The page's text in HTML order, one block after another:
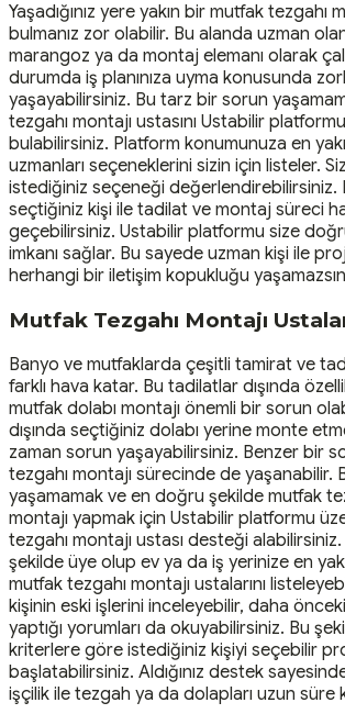
Yaşadığınız yere yakın bir mutfak tezgahı
bulmanız zor olabilir. Bu alanda uzman
marangoz ya da montaj elemanı olarak
durumda iş planınıza uyma konusunda
yaşayabilirsiniz. Bu tarz bir sorun
tezgahı montajı ustasını Ustabilir
bulabilirsiniz. Platform konumunuza en
uzmanları seçeneklerini sizin için listeler.
istediğiniz seçeneği değerlendirebilirsiniz.
seçtiğiniz kişi ile tadilat ve montaj süreci
geçebilirsiniz. Ustabilir platformu size
imkanı sağlar. Bu sayede uzman kişi ile
herhangi bir iletişim kopukluğu
Mutfak Tezgahı Montajı
Banyo ve mutfaklarda çeşitli tamirat ve
farklı hava katar. Bu tadilatlar dışında
mutfak dolabı montajı önemli bir sorun
dışında seçtiğiniz dolabı yerine monte
zaman sorun yaşayabilirsiniz. Benzer bir
tezgahı montajı sürecinde de yaşanabilir.
yaşamamak ve en doğru şekilde mutfak
montajı yapmak için Ustabilir platformu
tezgahı montajı ustası desteği
şekilde üye olup ev ya da iş yerinize en
mutfak tezgahı montajı ustalarını
kişinin eski işlerini inceleyebilir, daha
yaptığı yorumları da okuyabilirsiniz. Bu
kriterlere göre istediğiniz kişiyi seçebilir
başlatabilirsiniz. Aldığınız destek
işçilik ile tezgah ya da dolapları uzun süre